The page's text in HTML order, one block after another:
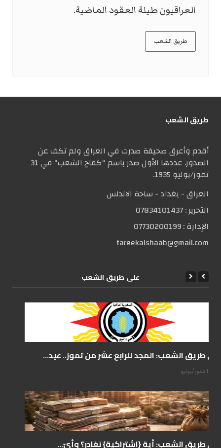
العراقيون طيلة العقود الماضية.
طريق الشعب
طریق الشعب
أقدم وأعرق صحيفة صدرت في العراق ولم تكف عن
الصدور. عددها الأول صدر باسم "كفاح الشعب" في 31
تموز/يوليو 1935.
العراق - بغداد - ساحة الاندلس
التحریر :07834101437
الإدارة :07730200199
tareekalshaab@gmail.com
علی طریق الشعب
على طريق الشعب: المجد للرابع عشر من تموز.. عيد...
14 تموز/يوليو
على طريق الشعب: أية {اشتراكية} نغادر؟ وأيّ...